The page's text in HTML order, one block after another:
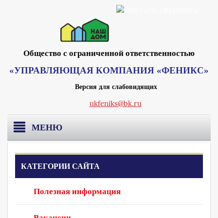
Общество с ограниченной ответственностью
«УПРАВЛЯЮЩАЯ КОМПАНИЯ «ФЕНИКС»
Версия для слабовидящих
ukfeniks@bk.ru
МЕНЮ
Главная
О компании
Реквизиты Москва
Раскрытие информации
КАТЕГОРИИ САЙТА
Полезная информация